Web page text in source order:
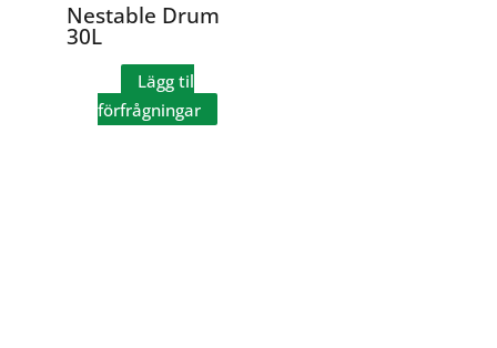
Nestable Drum
30L
Lägg til
förfrågningar